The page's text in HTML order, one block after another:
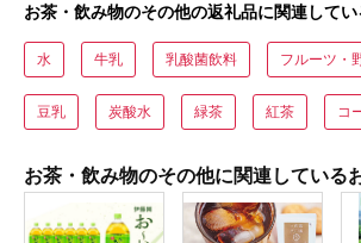
お茶・飲み物のその他の返礼品に関連してい
水 牛乳 乳酸菌飲料 フルーツ・
豆乳 炭酸水 緑茶 紅茶 コ
お茶・飲み物のその他に関連している